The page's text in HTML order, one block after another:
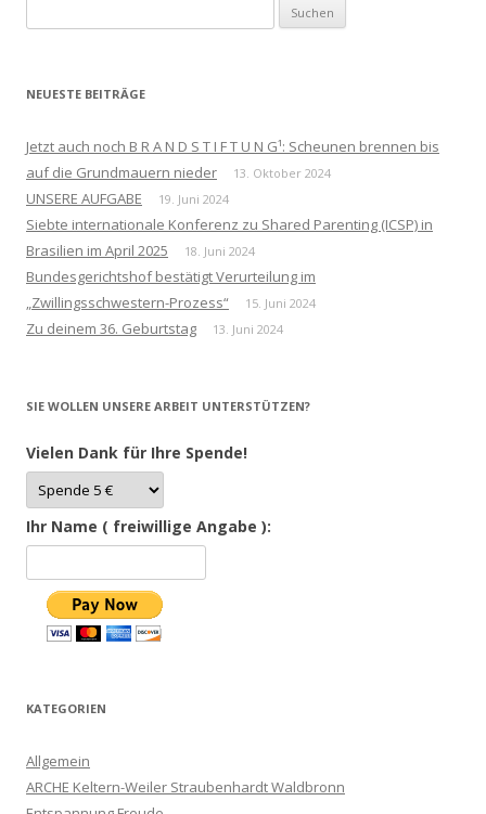
nach:
NEUESTE BEITRÄGE
Jetzt auch noch B R A N D S T I F T U N G¹: Scheunen brennen bis
auf die Grundmauern nieder
13. Oktober 2024
UNSERE AUFGABE 19. Juni 2024
Siebte internationale Konferenz zu Shared Parenting (ICSP) in
Brasilien im April 2025
18. Juni 2024
Bundesgerichtshof bestätigt Verurteilung im
„Zwillingsschwestern-Prozess“
15. Juni 2024
Zu deinem 36. Geburtstag 13. Juni 2024
SIE WOLLEN UNSERE ARBEIT UNTERSTÜTZEN?
Vielen Dank für Ihre Spende!
Ihr Name ( freiwillige Angabe ):
KATEGORIEN
Allgemein
ARCHE Keltern-Weiler Straubenhardt Waldbronn